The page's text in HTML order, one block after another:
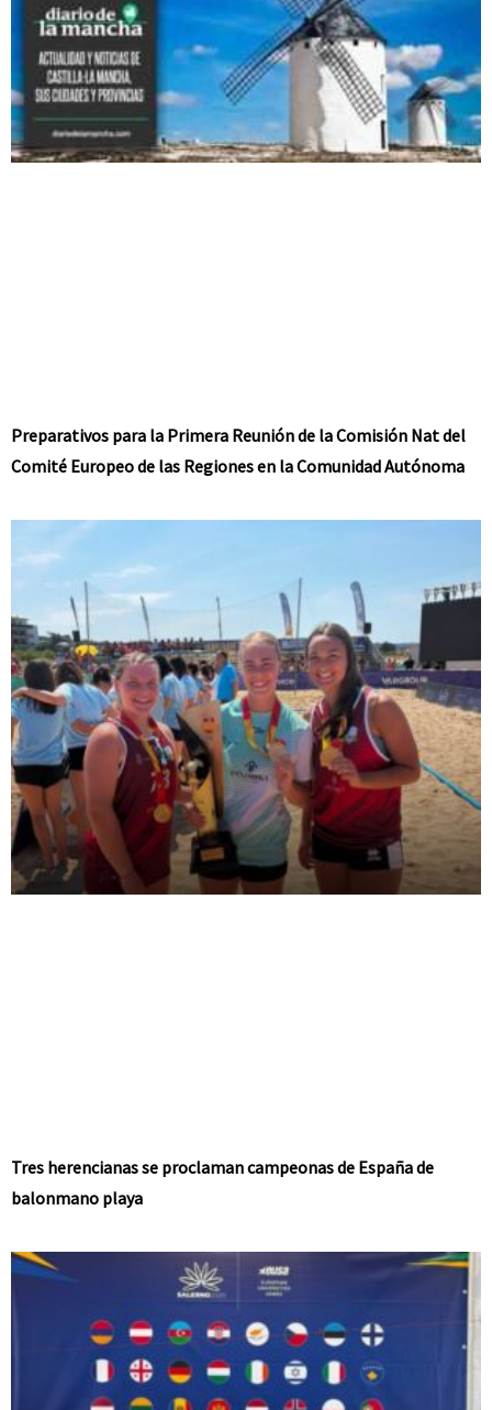
Preparativos para la Primera Reunión de la Comisión Nat del
Comité Europeo de las Regiones en la Comunidad Autónoma
Tres herencianas se proclaman campeonas de España de
balonmano playa